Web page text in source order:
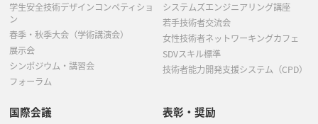
学生安全技術デザインコンペティショ
ン
春季・秋季大会（学術講演会）
展示会
シンポジウム・講習会
フォーラム
システムズエンジニアリング講座
若手技術者交流会
女性技術者ネットワーキングカフェ
SDVスキル標準
技術者能力開発支援システム（CPD）
国際会議 表彰・奨励